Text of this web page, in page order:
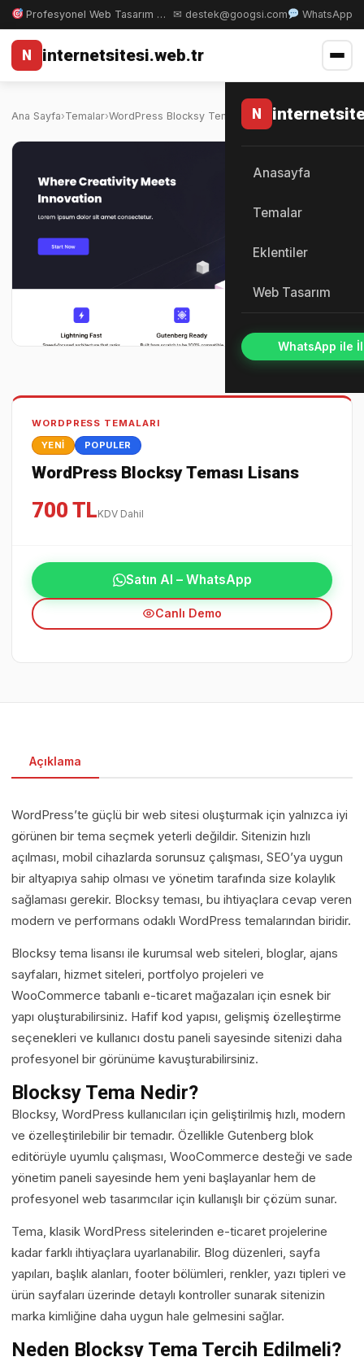
Profesyonel Web Tasarım & WordPress Çözümleri ✉ destek@googsi.com WhatsApp
N internetsitesi.web.tr
N
Anasayfa
Temalar
Eklentiler
Web Tasarım
WhatsApp ile
Ana Sayfa›Temalar›WordPress Blocksy Teması Lisans
WORDPRESS TEMALARI
YENI
POPULER
WordPress Blocksy Teması Lisans
700 TLKDV Dahil
Satın Al – WhatsApp
Canlı Demo
Açıklama
WordPress’te güçlü bir web sitesi oluşturmak için yalnızca iyi
görünen bir tema seçmek yeterli değildir. Sitenizin hızlı
açılması, mobil cihazlarda sorunsuz çalışması, SEO’ya uygun
bir altyapıya sahip olması ve yönetim tarafında size kolaylık
sağlaması gerekir. Blocksy teması, bu ihtiyaçlara cevap veren
modern ve performans odaklı WordPress temalarından biridir.
Blocksy tema lisansı ile kurumsal web siteleri, bloglar, ajans
sayfaları, hizmet siteleri, portfolyo projeleri ve
WooCommerce tabanlı e-ticaret mağazaları için esnek bir
yapı oluşturabilirsiniz. Hafif kod yapısı, gelişmiş özelleştirme
seçenekleri ve kullanıcı dostu paneli sayesinde sitenizi daha
profesyonel bir görünüme kavuşturabilirsiniz.
Blocksy Tema Nedir?
Blocksy, WordPress kullanıcıları için geliştirilmiş hızlı, modern
ve özelleştirilebilir bir temadır. Özellikle Gutenberg blok
editörüyle uyumlu çalışması, WooCommerce desteği ve sade
yönetim paneli sayesinde hem yeni başlayanlar hem de
profesyonel web tasarımcılar için kullanışlı bir çözüm sunar.
Tema, klasik WordPress sitelerinden e-ticaret projelerine
kadar farklı ihtiyaçlara uyarlanabilir. Blog düzenleri, sayfa
yapıları, başlık alanları, footer bölümleri, renkler, yazı tipleri ve
ürün sayfaları üzerinde detaylı kontroller sunarak sitenizin
marka kimliğine daha uygun hale gelmesini sağlar.
Neden Blocksy Tema Tercih Edilmeli?